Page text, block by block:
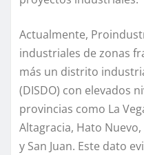
Actualmente,
industriales de zonas
más un distrito
(DISDO) con elevados
provincias como La
Altagracia, Hato
y San Juan. Este dato